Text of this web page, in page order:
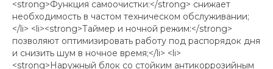
<strong>Функция самоочистки:</strong> снижает
необходимость в частом техническом обслуживании;
</li> <li><strong>Таймер и ночной режим:</strong>
позволяют оптимизировать работу под распорядок дня
и снизить шум в ночное время;</li> <li>
<strong>Наружный блок со стойким антикоррозийным